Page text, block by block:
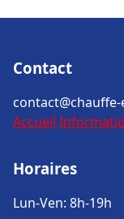
Contact
Accueil
Horaires
Lun-Ven: 8h-19h